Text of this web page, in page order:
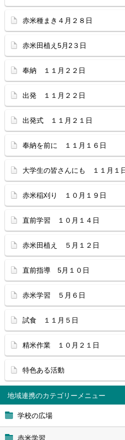
地域連携
学校の広場
赤米学習
赤米種まき４月２８日
赤米田植え5月2３日
奉納 １１月２２日
出発 １１月２２日
出発式 １１月２１日
奉納を前に １１月１６日
大学生の皆さんにも １１月１
赤米稲刈り １０月１９日
直前学習 １０月１４日
赤米田植え ５月１２日
直前指導 5月１０日
赤米学習 ５月６日
試食 １１月５日
精米作業 １０月２１日
特色ある活動